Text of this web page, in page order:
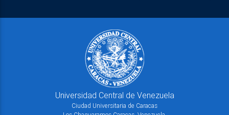
Universidad Central de Venezuela
Ciudad Universitaria de Caracas